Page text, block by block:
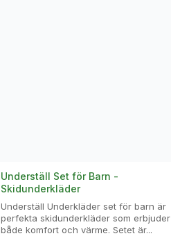
Underställ Set för Barn -
Skidunderkläder
Underställ Underkläder set för barn är
perfekta skidunderkläder som erbjuder
både komfort och värme. Setet är...